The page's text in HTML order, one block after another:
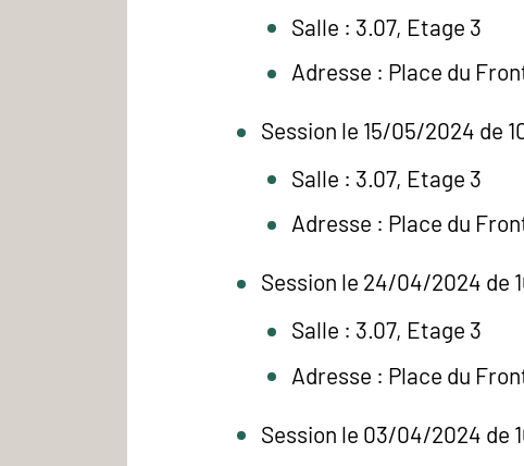
Salle : 3.07, Etage 3
Adresse : Place du
Session le 15/05/2024 de
Salle : 3.07, Etage 3
Adresse : Place du
Session le 24/04/2024 de
Salle : 3.07, Etage 3
Adresse : Place du
Session le 03/04/2024 de